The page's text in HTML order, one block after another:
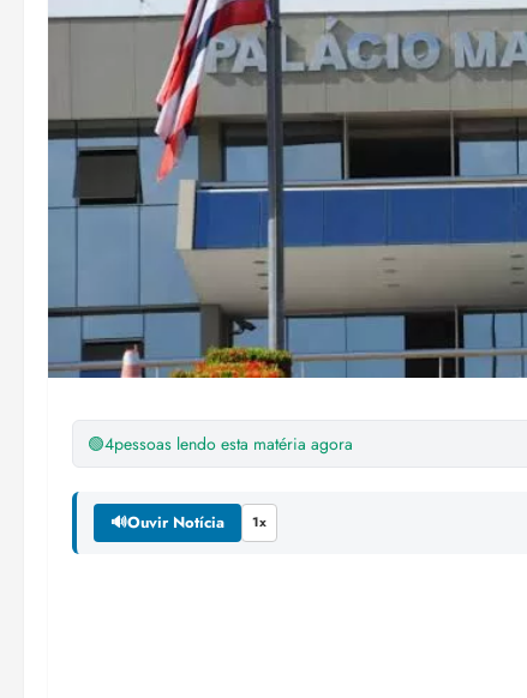
🟢4pessoas lendo esta matéria agora
🔊Ouvir Notícia 1x